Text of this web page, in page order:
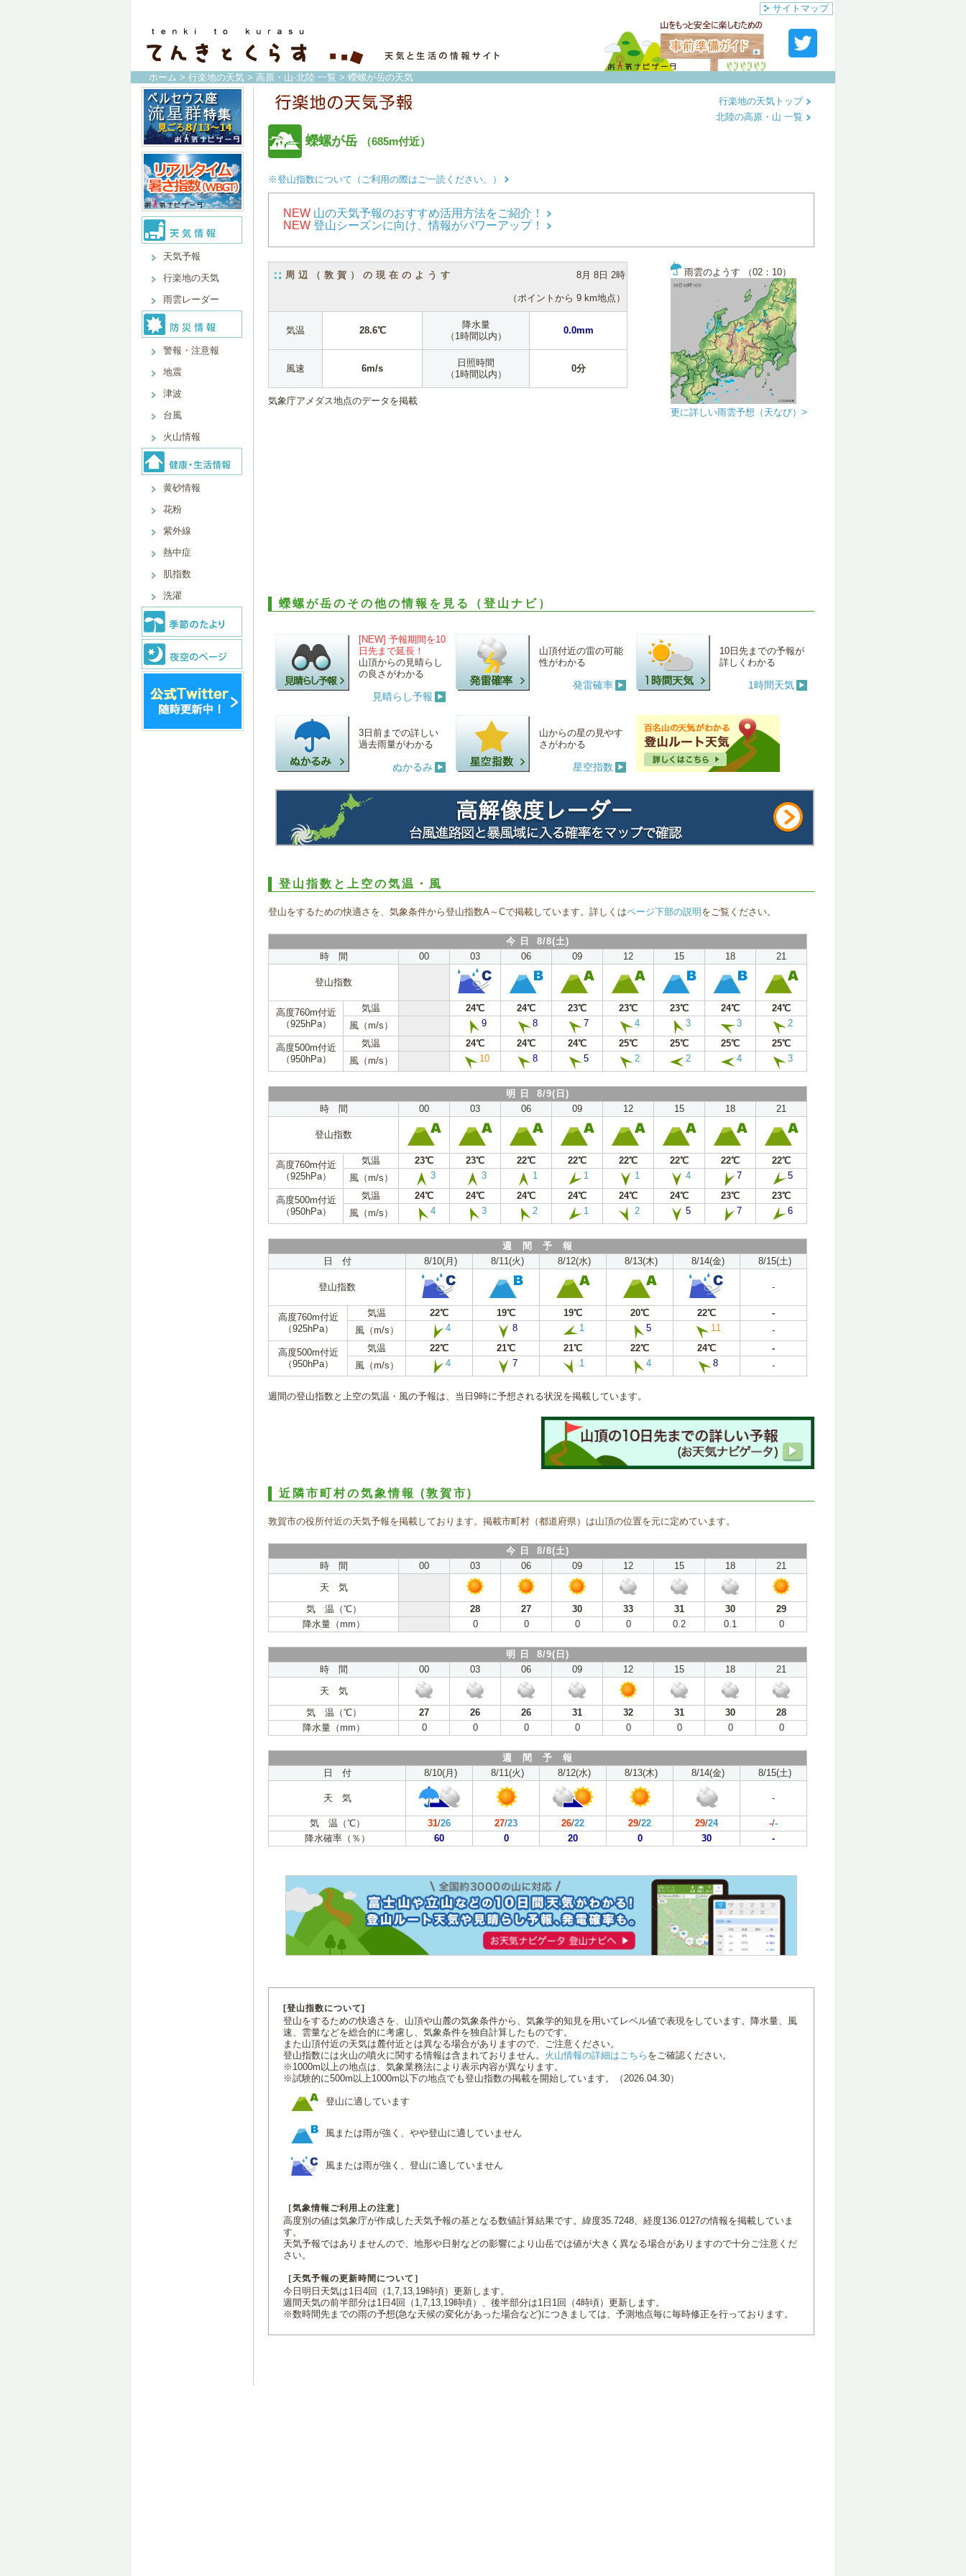
サイトマップ
ホーム > 行楽地の天気 > 高原・山-北陸 一覧 > 蠑螺が岳の天気
天気予報
行楽地の天気
雨雲レーダー
警報・注意報
地震
津波
台風
火山情報
黄砂情報
花粉
紫外線
熱中症
肌指数
洗濯
蠑螺が岳 （685m付近）
行楽地の天気トップ
北陸の高原・山 一覧
※登山指数について（ご利用の際はご一読ください。）
NEW 山の天気予報のおすすめ活用方法をご紹介！
NEW 登山シーズンに向け、情報がパワーアップ！
周辺（敦賀）の現在のようす 8月 8日 2時
（ポイントから 9 km地点）
気温 28.6℃
降水量
（1時間以内）
0.0mm
風速 6m/s
日照時間
（1時間以内）
0分
気象庁アメダス地点のデータを掲載
雨雲のようす （02：10）
更に詳しい雨雲予想（天なび）>
蠑螺が岳のその他の情報を見る（登山ナビ）
[NEW] 予報期間を10
日先まで延長！
山頂からの見晴らし
の良さがわかる
見晴らし予報
山頂付近の雷の可能
性がわかる
発雷確率
10日先までの予報が
詳しくわかる
1時間天気
3日前までの詳しい
過去雨量がわかる
ぬかるみ
山からの星の見やす
さがわかる
星空指数
登山指数と上空の気温・風
登山をするための快適さを、気象条件から登山指数A～Cで掲載しています。詳しくはページ下部の説明 をご覧ください。
今 日 8/8(土)
時 間
00 03 06 09 12 15 18 21
登山指数
高度760m付近
（925hPa）
気温 24℃ 24℃ 23℃ 23℃ 23℃ 24℃
24℃
風（m/s）
9 8 7 4 3 3 2
高度500m付近
（950hPa）
気温 24℃ 24℃ 24℃ 25℃ 25℃ 25℃
25℃
風（m/s）
10 8 5 2 2 4 3
明 日 8/9(日)
時 間
00 03 06 09 12 15 18 21
登山指数
高度760m付近
（925hPa）
気温 23℃ 23℃ 22℃ 22℃ 22℃ 22℃ 22℃
22℃
風（m/s）
3 3 1 1 1 4 7 5
高度500m付近
（950hPa）
気温 24℃ 24℃ 24℃ 24℃ 24℃ 24℃ 23℃
23℃
風（m/s）
4 3 2 1 2 5 7 6
週 間 予 報
日 付
8/10(月) 8/11(火) 8/12(水) 8/13(木) 8/14(金) 8/15(土)
登山指数 -
高度760m付近
（925hPa）
気温 22℃ 19℃ 19℃ 20℃ 22℃
-
風（m/s）
4 8 1 5 11 -
高度500m付近
（950hPa）
気温 22℃ 21℃ 21℃ 22℃ 24℃
-
風（m/s）
4 7 1 4 8 -
週間の登山指数と上空の気温・風の予報は、当日9時に予想される状況を掲載しています。
近隣市町村の気象情報 (敦賀市)
敦賀市の役所付近の天気予報を掲載しております。掲載市町村（都道府県）は山頂の位置を元に定めています。
今 日 8/8(土)
時 間
00 03 06 09 12 15 18
21
天 気
気 温（℃）
28 27 30 33 31 30
29
降水量（mm）
0 0 0 0 0.2 0.1 0
明 日 8/9(日)
時 間
00 03 06 09 12 15 18
21
天 気
気 温（℃）
27 26 26 31 32 31 30
28
降水量（mm）
0 0 0 0 0 0 0 0
週 間 予 報
日 付
8/10(月) 8/11(火) 8/12(水) 8/13(木) 8/14(金) 8/15(土)
天 気 -
気 温（℃） 31/26 27/23 26/22 29/22 29/24 -/-
降水確率（％）
60 0 20 0 30 -
[登山指数について]
登山をするための快適さを、山頂や山麓の気象条件から、気象学的知見を用いてレベル値で表現をしています。降水量、風
速、雲量などを総合的に考慮し、気象条件を独自計算したものです。
また山頂付近の天気は麓付近とは異なる場合がありますので、ご注意ください。
登山指数には火山の噴火に関する情報は含まれておりません。 火山情報の詳細はこちら をご確認ください。
※1000m以上の地点は、気象業務法により表示内容が異なります。
※試験的に500m以上1000m以下の地点でも登山指数の掲載を開始しています。（2026.04.30）
登山に適しています
風または雨が強く、やや登山に適していません
風または雨が強く、登山に適していません
［気象情報ご利用上の注意］
高度別の値は気象庁が作成した天気予報の基となる数値計算結果です。緯度35.7248、経度136.0127の情報を掲載していま
す。
天気予報ではありませんので、地形や日射などの影響により山岳では値が大きく異なる場合がありますので十分ご注意くだ
さい。
［天気予報の更新時間について］
今日明日天気は1日4回（1,7,13,19時頃）更新します。
週間天気の前半部分は1日4回（1,7,13,19時頃）、後半部分は1日1回（4時頃）更新します。
※数時間先までの雨の予想(急な天候の変化があった場合など)につきましては、予測地点毎に毎時修正を行っております。